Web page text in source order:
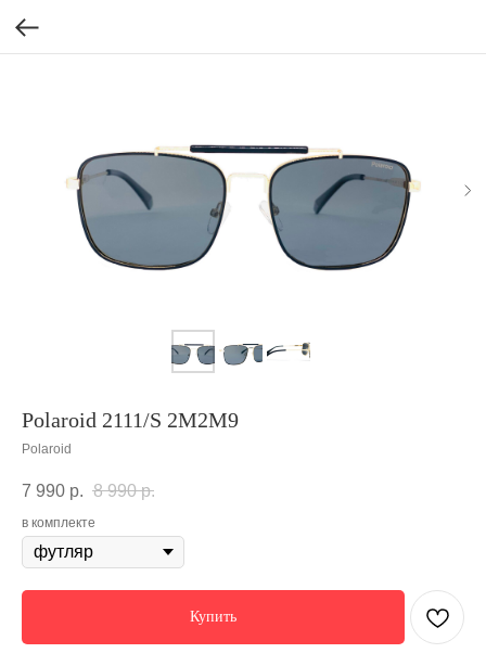
Polaroid 2111/S 2M2M9
Polaroid
7 990 р. 8 990 р.
в комплекте
Купить